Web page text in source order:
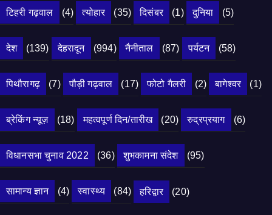
टिहरी गढ़वाल (4) त्योहार (35) दिसंबर (1) दुनिया (5)
देश (139) देहरादून (994) नैनीताल (87) पर्यटन (58)
पिथौरागढ़ (7) पौड़ी गढ़वाल (17) फोटो गैलरी (2) बागेश्वर (1)
ब्रेकिंग न्यूज़ (18) महत्वपूर्ण दिन/तारीख (20) रुद्रप्रयाग (6)
विधानसभा चुनाव 2022 (36) शुभकामना संदेश (95)
सामान्य ज्ञान (4) स्वास्थ्य (84) हरिद्वार (20)